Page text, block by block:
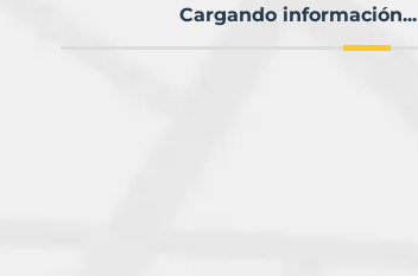
Cargando información...